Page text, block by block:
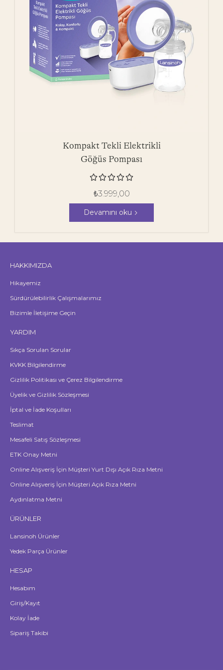
Kompakt Tekli Elektrikli
Göğüs Pompası

₺3.999,00
Devamını oku
HAKKIMIZDA
Hikayemiz
Sürdürülebilirlik Çalışmalarımız
Bizimle İletişime Geçin
YARDIM
Sıkça Sorulan Sorular
KVKK Bilgilendirme
Gizlilik Politikası ve Çerez Bilgilendirme
Üyelik ve Gizlilik Sözleşmesi
İptal ve İade Koşulları
Teslimat
Mesafeli Satış Sözleşmesi
ETK Onay Metni
Online Alışveriş İçin Müşteri Yurt Dışı Açık Rıza Metni
Online Alışveriş İçin Müşteri Açık Rıza Metni
Aydınlatma Metni
ÜRÜNLER
Lansinoh Ürünler
Yedek Parça Ürünler
HESAP
Hesabım
Giriş/Kayıt
Kolay İade
Sipariş Takibi